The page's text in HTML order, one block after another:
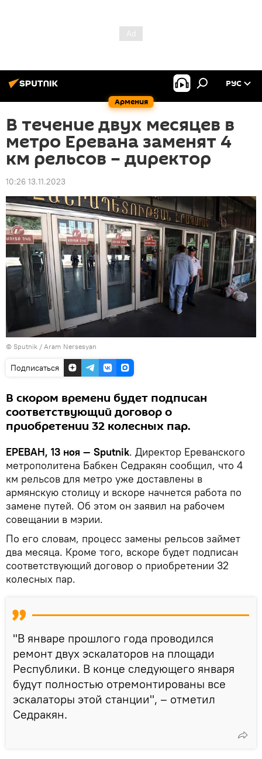
Армения
РУС
В течение двух месяцев в
метро Еревана заменят 4
км рельсов – директор
10:26 13.11.2023
© Sputnik / Aram Nersesyan
Подписаться
В скором времени будет подписан
соответствующий договор о
приобретении 32 колесных пар.
ЕРЕВАН, 13 ноя — Sputnik. Директор Ереванского
метрополитена Бабкен Седракян сообщил, что 4
км рельсов для метро уже доставлены в
армянскую столицу и вскоре начнется работа по
замене путей. Об этом он заявил на рабочем
совещании в мэрии.
По его словам, процесс замены рельсов займет
два месяца. Кроме того, вскоре будет подписан
соответствующий договор о приобретении 32
колесных пар.
"В январе прошлого года проводился
ремонт двух эскалаторов на площади
Республики. В конце следующего января
будут полностью отремонтированы все
эскалаторы этой станции", – отметил
Седракян.